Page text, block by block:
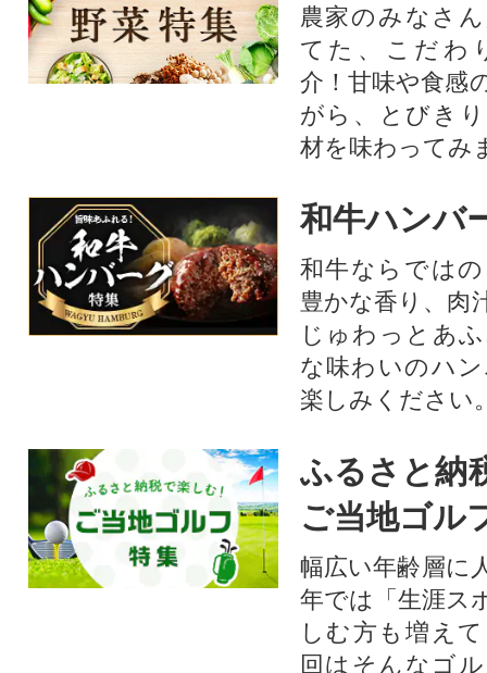
農家のみなさ
てた、こだわ
介！甘味や食感
がら、とびき
材を味わってみ
和牛ハンバ
和牛ならでは
豊かな香り、肉
じゅわっとあ
な味わいのハ
楽しみください
ふるさと納
ご当地ゴル
幅広い年齢層に
年では「生涯ス
しむ方も増え
回はそんなゴ